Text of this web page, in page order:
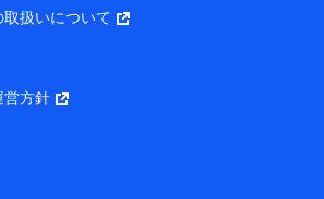
手続き・管理等付帯業務を行うため
・フィナンシャルグループ 代表取締役
扱いについて
営方針